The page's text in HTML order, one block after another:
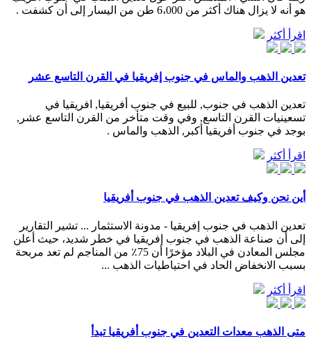
هو أنه لا يزال هناك أكثر من 6،000 طن من اليسار إلى أن كشفت .
اقرأ أكثر
تعدين الذهب والماس في جنوب إفريقيا في القرن التاسع عشر
تعدين الذهب في جنوب, للبيع في جنوب أفريقيا, افريقيا في
تسعينيات القرن التاسع, وفي وقت متأخر من القرن التاسع عشر,
بوجد في جنوب أفريقيا أكبر, الذهب والماس .
اقرأ أكثر
أين نحن وكيف تعدين الذهب في جنوب أفريقيا
تعدين الذهب في جنوب إفريقيا - مدونة الاستثمار ... تشير التقارير
إلى أن صناعة الذهب في جنوب إفريقيا في خطر شديد، حيث أعلن
مجلس المعادن في البلاد مؤخرًا أن 75٪ من المناجم لم تعد مربحة
بسبب الانخفاض الحاد في احتياطيات الذهب ...
اقرأ أكثر
متى الذهب معدات التعدين في جنوب أفريقيا تبدأ